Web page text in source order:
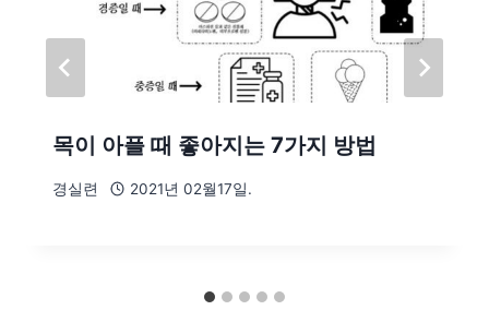
목이 아플 때 좋아지는 7가지 방법
경실련 2021년 02월17일.